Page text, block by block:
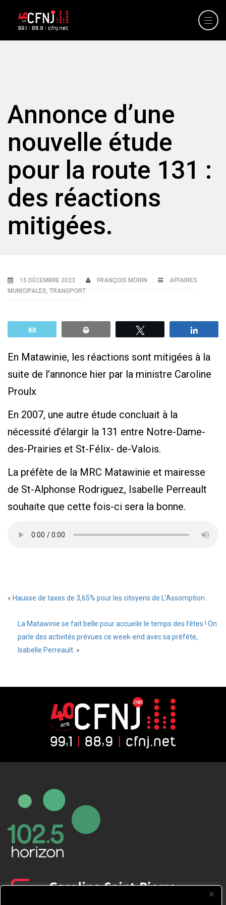
Annonce d’une
nouvelle étude
pour la route 131 :
des réactions
mitigées.
15 DÉCEMBRE 2023 FRANÇOIS MORIN
AFFAIRES
MUNICIPALES, TRANSPORT
En Matawinie, les réactions sont mitigées à la
suite de l’annonce hier par la ministre Caroline
Proulx
En 2007, une autre étude concluait à la
nécessité d’élargir la 131 entre Notre-Dame-
des-Prairies et St-Félix- de-Valois.
La préfète de la MRC Matawinie et mairesse
de St-Alphonse Rodriguez, Isabelle Perreault
souhaite que cette fois-ci sera la bonne.
« Hausse de taxes de 3,65% pour les citoyens de L’Assomption.
La Matawinie se fait belle pour accueilir le temps des fêtes ! On
parle des activités prévues ce week-end avec sa préfète,
Isabelle Perreault. »